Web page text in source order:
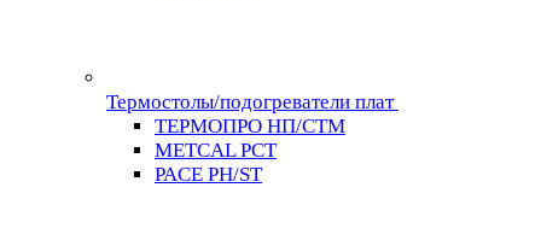
Термостолы/подогреватели плат
ТЕРМОПРО НП/СТМ
METCAL PCT
PACE PH/ST